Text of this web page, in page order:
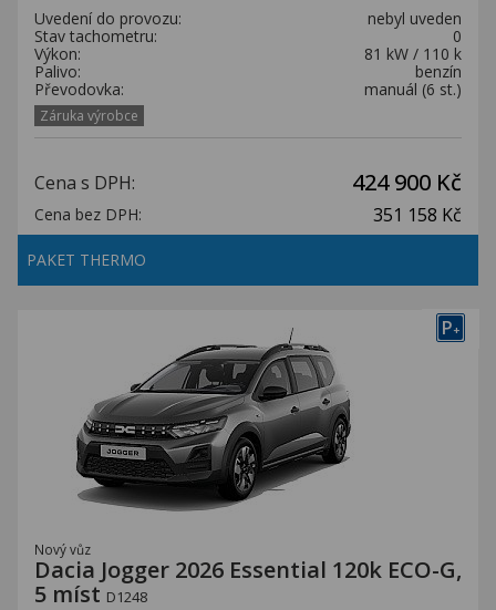
Uvedení do provozu:
nebyl uveden
Stav tachometru:
0
Výkon:
81 kW / 110 k
Palivo:
benzín
Převodovka:
manuál (6 st.)
Záruka výrobce
Cena s DPH: 424 900 Kč
Cena bez DPH: 351 158 Kč
PAKET THERMO
P+
Nový vůz
Dacia Jogger 2026 Essential 120k ECO-G,
5 míst D1248